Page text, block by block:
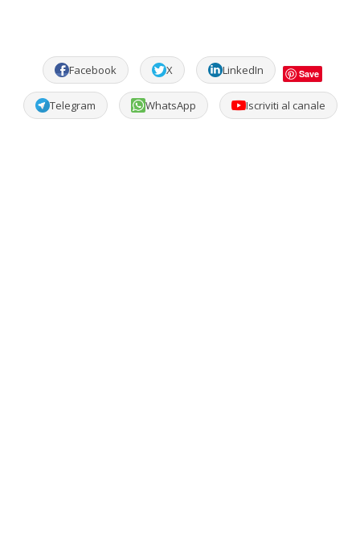
Facebook X LinkedIn Save
Telegram WhatsApp Iscriviti al canale